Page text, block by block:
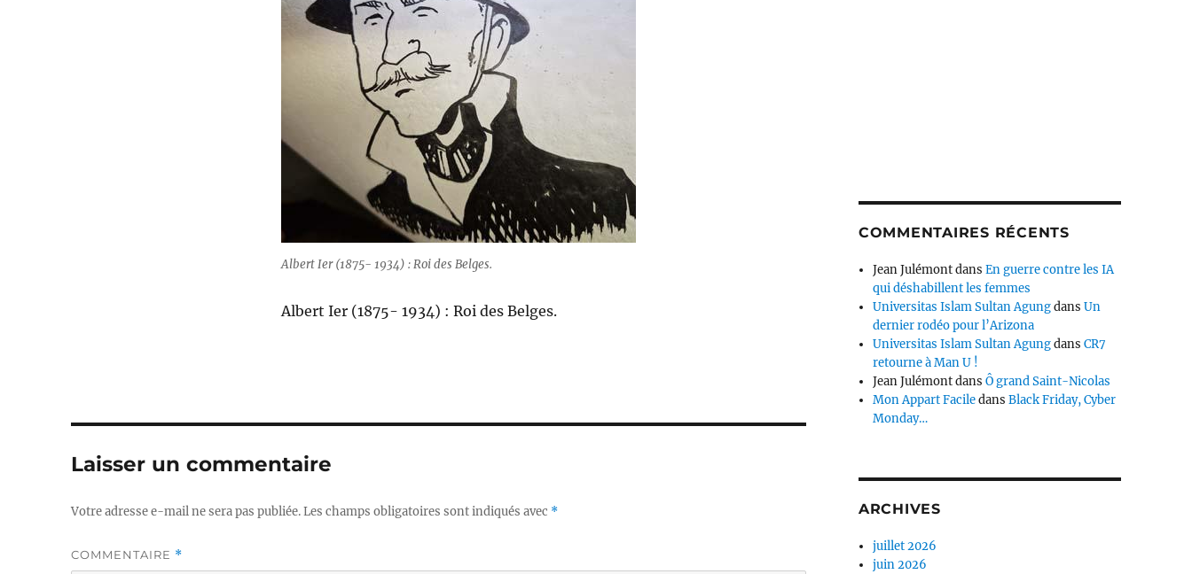
Albert Ier (1875- 1934) : Roi des Belges.
Albert Ier (1875- 1934) : Roi des Belges.
Laisser un commentaire
Votre adresse e-mail ne sera pas publiée.Les champs obligatoires sont indiqués avec *
COMMENTAIRE *
COMMENTAIRES RÉCENTS
Jean JulémontdansEn guerre contre les IA
qui déshabillent les femmes
Universitas Islam Sultan AgungdansUn
dernier rodéo pour l’Arizona
Universitas Islam Sultan AgungdansCR7
retourne à Man U !
Jean JulémontdansÔ grand Saint-Nicolas
Mon Appart FaciledansBlack Friday, Cyber
Monday…
ARCHIVES
juillet 2026
juin 2026